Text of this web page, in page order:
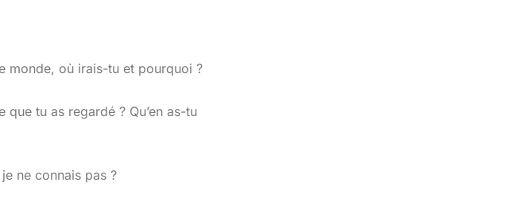
monde, où irais-tu et pourquoi ?
tu as regardé ? Qu’en as-tu
ne connais pas ?